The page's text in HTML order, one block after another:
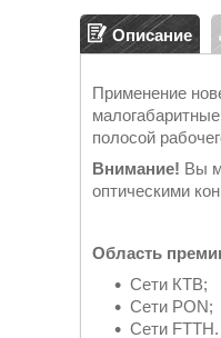
Описание
Применение
полосой
Внимание! Вы
оптическими
Область
Сети КТВ;
Сети PON;
Сети FTTH.